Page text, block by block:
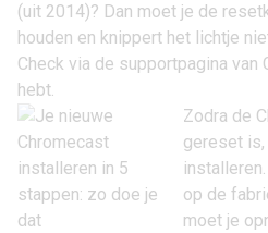
(uit 2014)? Dan moet je de
houden en knippert het lichtje
Check via de supportpagina van
hebt.
Zodra de
gereset is,
installeren
op de
moet je